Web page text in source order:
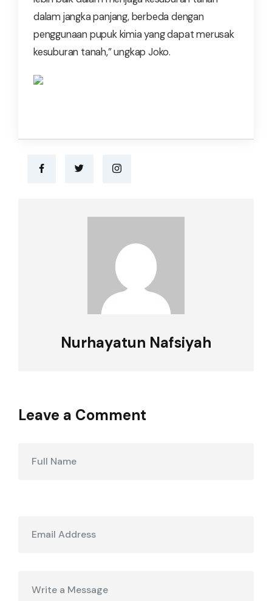
dalam jangka panjang, berbeda dengan
penggunaan pupuk kimia yang dapat merusak
kesuburan tanah,” ungkap Joko.
Nurhayatun Nafsiyah
Leave a Comment